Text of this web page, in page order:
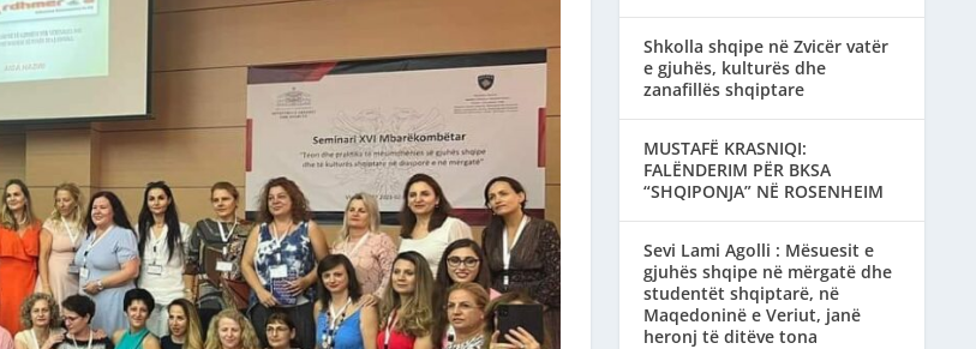
Shkolla shqipe në Zvicër vatër
e gjuhës, kulturës dhe
zanafillës shqiptare
MUSTAFË KRASNIQI:
FALËNDERIM PËR BKSA
“SHQIPONJA” NË ROSENHEIM
Sevi Lami Agolli : Mësuesit e
gjuhës shqipe në mërgatë dhe
studentët shqiptarë, në
Maqedoninë e Veriut, janë
heronj të ditëve tona